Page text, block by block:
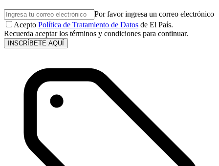
Por favor ingresa un correo electrónico
Acepto Política de Tratamiento de Datos de El País.
Recuerda aceptar los términos y condiciones para continuar.
INSCRÍBETE AQUÍ